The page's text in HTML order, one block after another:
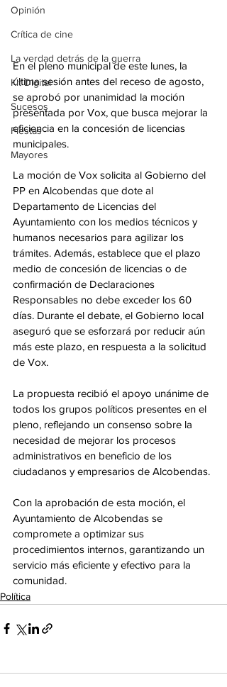
Opinión
Crítica de cine
La verdad detrás de la guerra
Kit Digital
Sucesos
Fiestas
Mayores
En el pleno municipal de este lunes, la
última sesión antes del receso de agosto,
se aprobó por unanimidad la moción
presentada por Vox, que busca mejorar la
eficiencia en la concesión de licencias
municipales.
La moción de Vox solicita al Gobierno del
PP en Alcobendas que dote al
Departamento de Licencias del
Ayuntamiento con los medios técnicos y
humanos necesarios para agilizar los
trámites. Además, establece que el plazo
medio de concesión de licencias o de
confirmación de Declaraciones
Responsables no debe exceder los 60
días. Durante el debate, el Gobierno local
aseguró que se esforzará por reducir aún
más este plazo, en respuesta a la solicitud
de Vox.
La propuesta recibió el apoyo unánime de
todos los grupos políticos presentes en el
pleno, reflejando un consenso sobre la
necesidad de mejorar los procesos
administrativos en beneficio de los
ciudadanos y empresarios de Alcobendas.
Con la aprobación de esta moción, el
Ayuntamiento de Alcobendas se
compromete a optimizar sus
procedimientos internos, garantizando un
servicio más eficiente y efectivo para la
comunidad.
Política